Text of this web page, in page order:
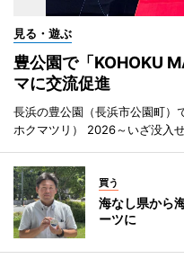
見る・遊ぶ
豊公園で「KOHOKU
マに交流促進
長浜の豊公園（長浜市公園町）
ホクマツリ） 2026～いざ没入
買う
海なし県から
ーツに